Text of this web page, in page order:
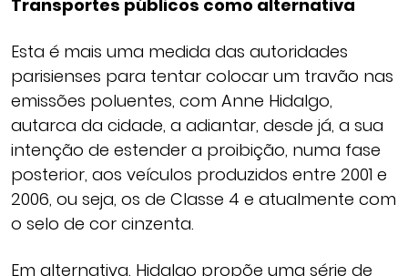
Transportes públicos como alternativa
Esta é mais uma medida das autoridades
parisienses para tentar colocar um travão nas
emissões poluentes, com Anne Hidalgo,
autarca da cidade, a adiantar, desde já, a sua
intenção de estender a proibição, numa fase
posterior, aos veículos produzidos entre 2001 e
2006, ou seja, os de Classe 4 e atualmente com
o selo de cor cinzenta.
Em alternativa, Hidalgo propõe uma série de